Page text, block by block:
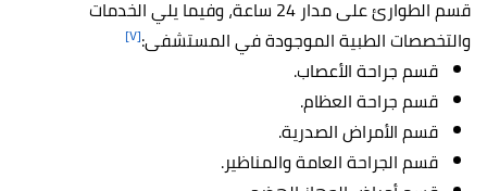
قسم الطوارئ على مدار 24 ساعة، وفيما يلي الخدمات
والتخصصات الطبية الموجودة في المستشفى:[٧]
قسم جراحة الأعصاب.
قسم جراحة العظام.
قسم الأمراض الصدرية.
قسم الجراحة العامة والمناظير.